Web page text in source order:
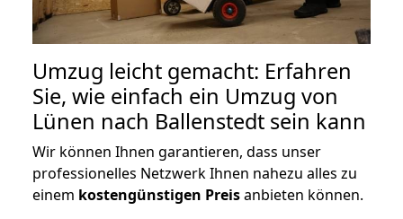
Umzug leicht gemacht: Erfahren
Sie, wie einfach ein Umzug von
Lünen nach Ballenstedt sein kann
Wir können Ihnen garantieren, dass unser
professionelles Netzwerk Ihnen nahezu alles zu
einem kostengünstigen Preisanbieten können.